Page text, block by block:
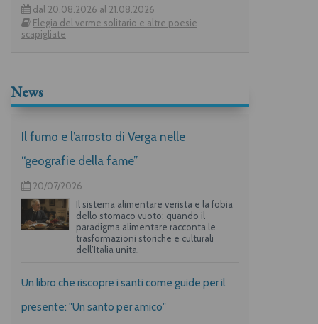
dal 20.08.2026 al 21.08.2026
Elegia del verme solitario e altre poesie
scapigliate
News
Il fumo e l’arrosto di Verga nelle
“geografie della fame”
20/07/2026
Il sistema alimentare verista e la fobia
dello stomaco vuoto: quando il
paradigma alimentare racconta le
trasformazioni storiche e culturali
dell’Italia unita.
Un libro che riscopre i santi come guide per il
presente: "Un santo per amico"